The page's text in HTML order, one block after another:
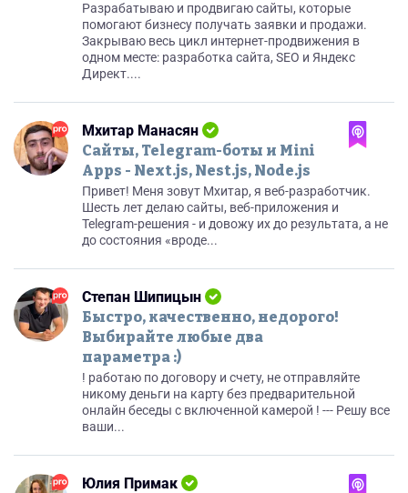
Разрабатываю и продвигаю сайты, которые
помогают бизнесу получать заявки и продажи.
Закрываю весь цикл интернет-продвижения в
одном месте: разработка сайта, SEO и Яндекс
Директ....
Мхитар Манасян
Сайты, Telegram-боты и Mini
Apps - Next.js, Nest.js, Node.js
Привет! Меня зовут Мхитар, я веб-разработчик.
Шесть лет делаю сайты, веб-приложения и
Telegram-решения - и довожу их до результата, а не
до состояния «вроде...
Степан Шипицын
Быстро, качественно, недорого!
Выбирайте любые два
параметра :)
! работаю по договору и счету, не отправляйте
никому деньги на карту без предварительной
онлайн беседы с включенной камерой ! --- Решу все
ваши...
Юлия Примак